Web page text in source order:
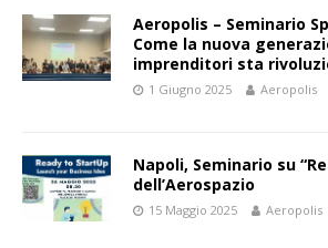
Aeropolis – Seminario
Come la nuova
imprenditori sta
1 Giugno 2025 Aeropolis
Napoli, Seminario su
dell’Aerospazio
15 Maggio 2025 Aeropolis